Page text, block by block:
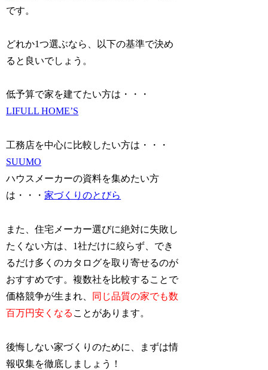
です。
どれか1つ選ぶなら、以下の基準で決め
ると良いでしょう。
低予算で家を建てたい方は・・・
LIFULL HOME’S
工務店を中心に比較したい方は・・・
SUUMO
ハウスメーカーの資料を集めたい方
は・・・家づくりのとびら
また、住宅メーカー選びに絶対に失敗し
たくない方は、1社だけに絞らず、でき
るだけ多くのカタログを取り寄せるのが
おすすめです。複数社を比較することで
価格競争が生まれ、
同じ品質の家でも数
百万円安くなる ことがあります。
後悔しない家づくりのために、まずは情
報収集を徹底しましょう！